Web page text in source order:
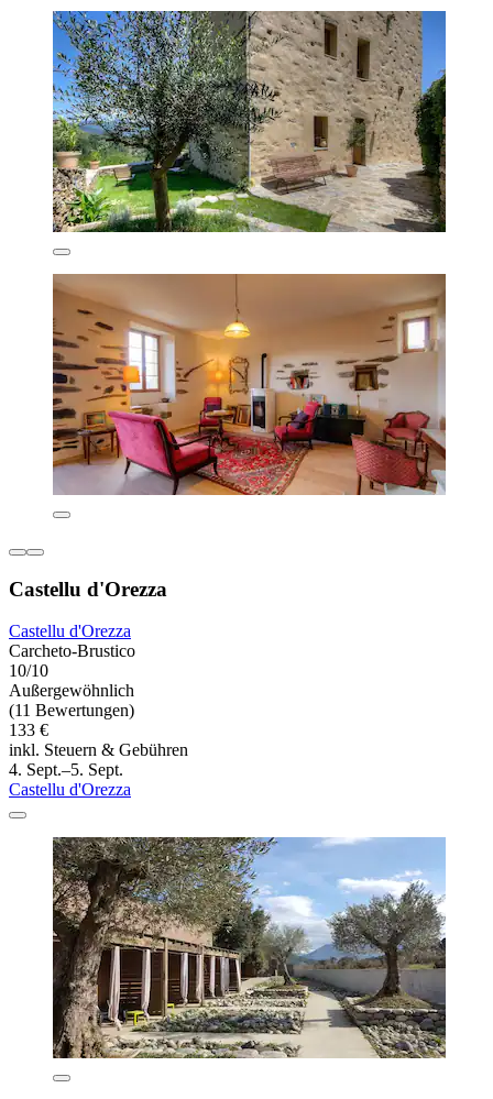
Castellu d'Orezza
Castellu d'Orezza
Carcheto-Brustico
10/10
Außergewöhnlich
(11 Bewertungen)
133 €
inkl. Steuern & Gebühren
4. Sept.–5. Sept.
Castellu d'Orezza